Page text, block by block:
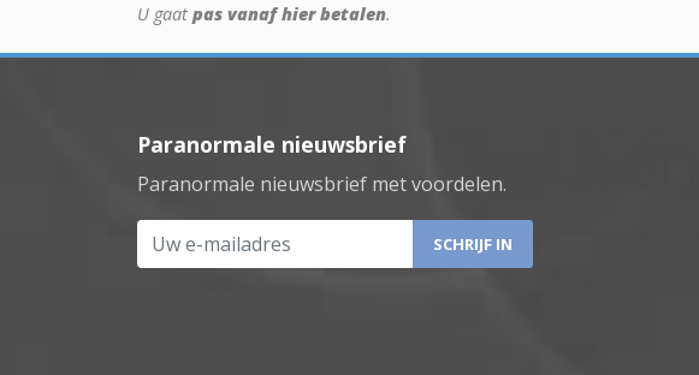
U gaat pas vanaf hier betalen.
Paranormale nieuwsbrief
Paranormale nieuwsbrief met voordelen.
Uw e-mailadres